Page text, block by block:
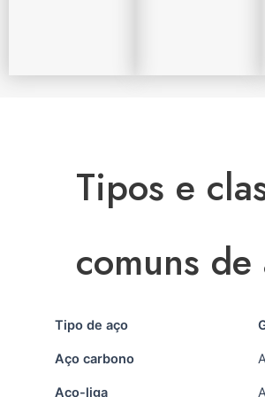
Tipos e
comuns de
Tipo de aço
Aço carbono
Aço-liga